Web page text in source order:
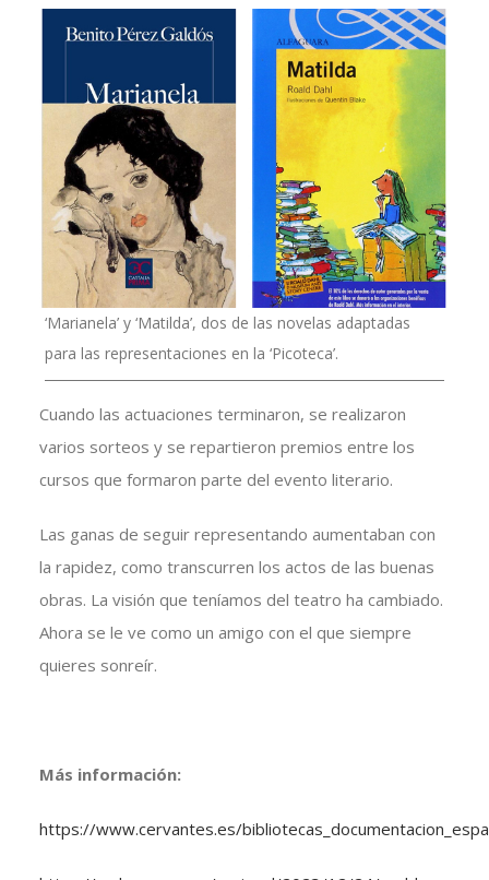
‘Marianela’ y ‘Matilda’, dos de las novelas adaptadas
para las representaciones en la ‘Picoteca’.
Cuando las actuaciones terminaron, se realizaron
varios sorteos y se repartieron premios entre los
cursos que formaron parte del evento literario.
Las ganas de seguir representando aumentaban con
la rapidez, como transcurren los actos de las buenas
obras. La visión que teníamos del teatro ha cambiado.
Ahora se le ve como un amigo con el que siempre
quieres sonreír.
Más información:
https://www.cervantes.es/